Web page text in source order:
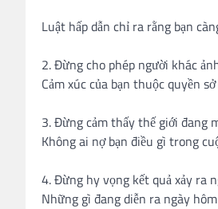
Luật hấp dẫn chỉ ra rằng bạn
2. Đừng cho phép người khác
Cảm xúc của bạn thuộc quyền
3. Đừng cảm thấy thế giới đang
Không ai nợ bạn điều gì trong
4. Đừng hy vọng kết quả xảy ra
Những gì đang diễn ra ngày